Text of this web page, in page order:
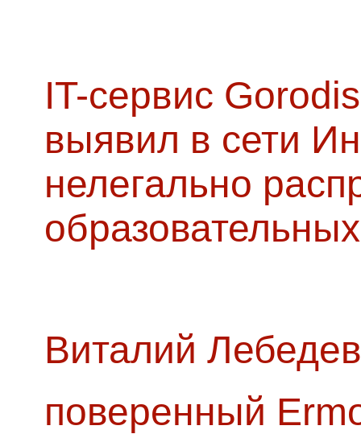
IT-сервис
выявил в сети
нелегально
Виталий
поверенный